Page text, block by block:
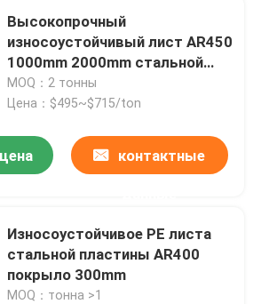
Высокопрочный
износоустойчивый лист AR450
1000mm 2000mm стальной
пластины
MOQ：2 тонны
Цена：$495~$715/ton
контактные
Износоустойчивое PE листа
стальной пластины AR400
покрыло 300mm
MOQ：тонна >1